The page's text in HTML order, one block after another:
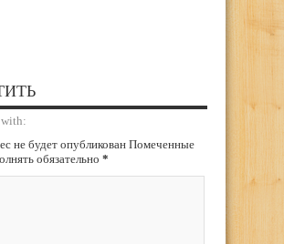
не будет опубликован Помеченные
обязательно *